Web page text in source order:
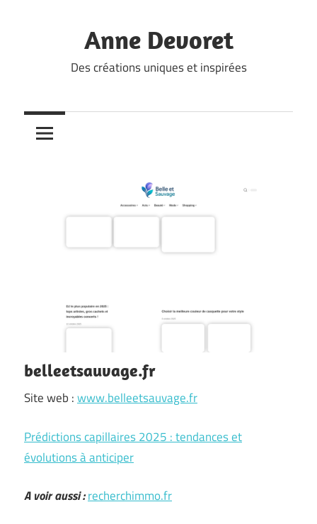
Anne Devoret
Des créations uniques et inspirées
belleetsauvage.fr
Site web :www.belleetsauvage.fr
Prédictions capillaires 2025 : tendances et
évolutions à anticiper
A voir aussi :recherchimmo.fr